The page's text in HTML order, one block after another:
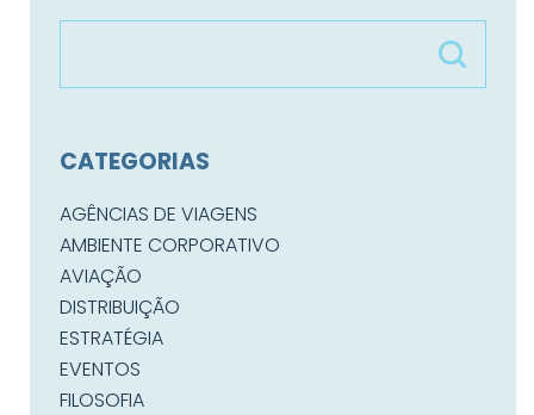
CATEGORIAS
AGÊNCIAS DE VIAGENS
AMBIENTE CORPORATIVO
AVIAÇÃO
DISTRIBUIÇÃO
ESTRATÉGIA
EVENTOS
FILOSOFIA